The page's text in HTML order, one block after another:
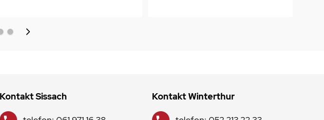
Kontakt Sissach Kontakt Winterthur